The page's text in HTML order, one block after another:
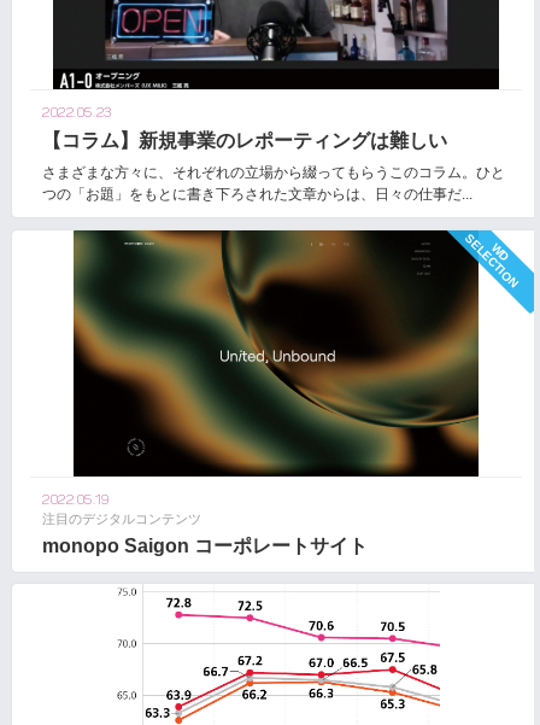
2022.05.23
【コラム】新規事業のレポーティングは難しい
さまざまな方々に、それぞれの立場から綴ってもらうこのコラム。ひと
つの「お題」をもとに書き下ろされた文章からは、日々の仕事だ...
2022.05.19
注目のデジタルコンテンツ
monopo Saigon コーポレートサイト